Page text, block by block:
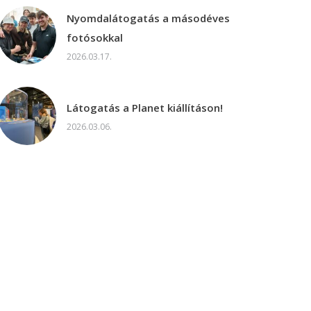
Nyomdalátogatás a másodéves
fotósokkal
2026.03.17.
Látogatás a Planet kiállításon!
2026.03.06.